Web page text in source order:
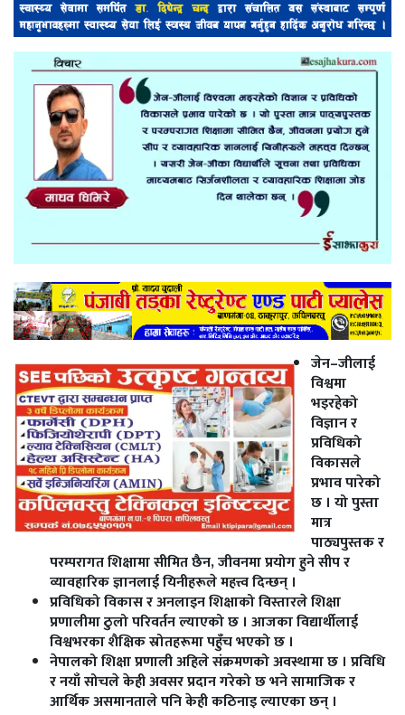
जेन–जीलाई
विश्वमा
भइरहेको
विज्ञान र
प्रविधिको
विकासले
प्रभाव पारेको
छ । यो पुस्ता
मात्र
पाठ्यपुस्तक र
परम्परागत शिक्षामा सीमित छैन, जीवनमा प्रयोग हुने सीप र
व्यावहारिक ज्ञानलाई यिनीहरूले महत्त्व दिन्छन् ।
प्रविधिको विकास र अनलाइन शिक्षाको विस्तारले शिक्षा
प्रणालीमा ठुलो परिवर्तन ल्याएको छ । आजका विद्यार्थीलाई
विश्वभरका शैक्षिक स्रोतहरूमा पहुँच भएको छ ।
नेपालको शिक्षा प्रणाली अहिले संक्रमणको अवस्थामा छ । प्रविधि
र नयाँ सोचले केही अवसर प्रदान गरेको छ भने सामाजिक र
आर्थिक असमानताले पनि केही कठिनाइ ल्याएका छन् ।